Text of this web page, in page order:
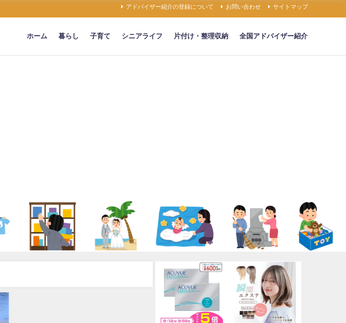
アドバイザー紹介の登録について お問い合わせ サイトマップ
ホーム 暮らし 子育て シニアライフ 片付け・整理収納 全国アドバイザー紹介